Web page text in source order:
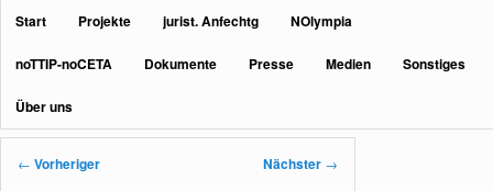
Hauptmenü
Start Projekte jurist. Anfechtg NOlympia
noTTIP-noCETA Dokumente Presse Medien Sonstiges
Über uns
Beitragsnavigation
← Vorheriger Nächster →